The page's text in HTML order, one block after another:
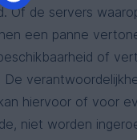
Of de servers
een panne
of
De
hiervoor of voor
niet worden